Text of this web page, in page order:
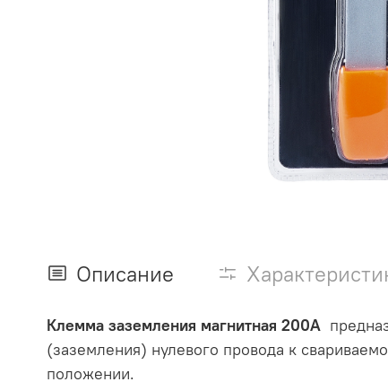
Описание
Клемма заземления магнитная 200А
(заземления) нулевого провода к
положении.